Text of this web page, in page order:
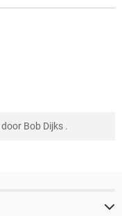
door Bob Dijks .